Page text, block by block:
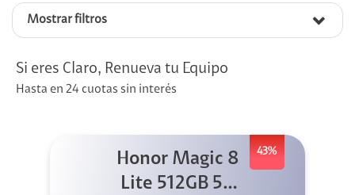
Mostrar filtros
Si eres Claro, Renueva tu Equipo
Hasta en 24 cuotas sin interés
43%
Honor Magic 8
Lite 512GB 5G